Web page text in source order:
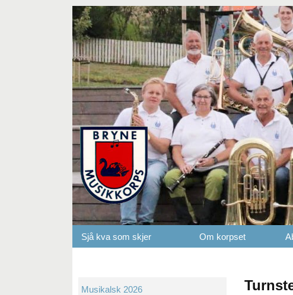
Sjå kva som skjer Om korpset
Musikalsk 2026